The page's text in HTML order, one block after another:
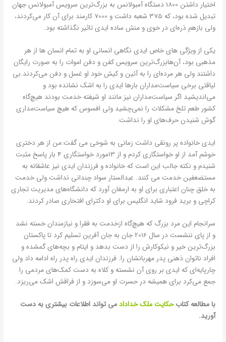
اختیار داشتن 1800 دستگاه آمبولانس به بزرگ‌ترین سرویس آمبولانس جهان
تبدیل شده بود، که 375 شعبه داشت و 7000 کارمند برای آن کار می‌کردند،
ولی بازهم ذره‌ای در خوی و منش ساده ایدی تاثیر نگذاشته بود.
یکی از ویژگی های خاص ایدی نگاهی انسانی او به تمام انسان ها از هر
مذهبی بود، آن‌هابزرگ‌ترین سرویس کفن و دفن اموات را به صورت رایگان
داشتند ولی هر مرده‌ای را به آئین و کیش خود او غسل و دفن می‌کردند.بی
لیاقتی برخی سیاست‌مداران بارها ایدی را به اشک نشانده بود و
می‌اندیشید اگر سیاست‌مداران نیز مانند او شیفته خدمت بودند هیچ‌گاه
کشور طعم تلخ مشکلات را نمی‌چشید ولی افسوس که هیچ سیاست‌مداری
گوش شنیدن حرف‌های او را نداشت.
ایدی خانواده پر رونقی داشت زمانی به شوخی می گفت:من از هر دختری
خوشم آمد از او خواستگاری کردم و از 13مورد خواستگاری 4 بار پاسخ مثبت
شنیدم و نکته جالب این است که خانواده و فرزندان ایدی نیز عاشقانه به
مستضعفین خدمت می کنند. عبدالستار سواد چندانی نداشت ولی خدمت
به خلق چنان اعتباری برای او به ارمغان آورد که دانشگاه‌های مدیریت تجاری
کراچی و برید فرود شاید انگلیس برای او دکترای افتخاری صادر کردند.
سرانجام این مرد بزرگ که هیچ‌گاه ازخدمت به فقرا و نیازمندان خسته نشد
و از پای ننشست در سال 2016 جان به جان آفرین تسلیم کرد تا پاکستان
بزرگ‌ترین خیر و نیکوکارش را از دست بدهد و ایتام و بچه‌های گمشده و
افراد ناتوان ذهنی پدر مهربانشان را. فرزندان ایدی راه پدر راه ادامه داد ولی
چارپایه‌ای که ایدی بر روی آن نشسته و کلاه به دست کمک‌های مردمی را
جمع می‌کرد برای همیشه در حسرت او می‌سوزد و از فراقش اشک می‌ریزد.
با مطالعه کتابحکایت ملک خدادادمی تواند اطلاعات بیشتری به دست
آورید.